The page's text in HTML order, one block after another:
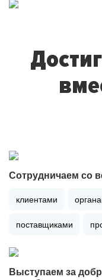
Сотрудничаем со
клиентами
поставщиками
Выступаем за